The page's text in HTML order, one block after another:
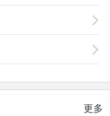
更多
; 4.通...